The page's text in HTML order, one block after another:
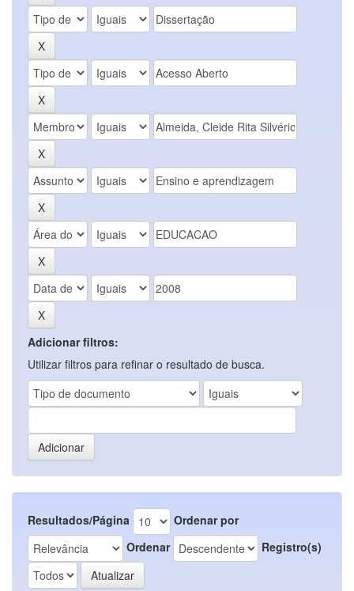
Adicionar filtros:
Utilizar filtros para refinar o resultado de busca.
Resultados/Página
Ordenar por
Ordenar
Registro(s)